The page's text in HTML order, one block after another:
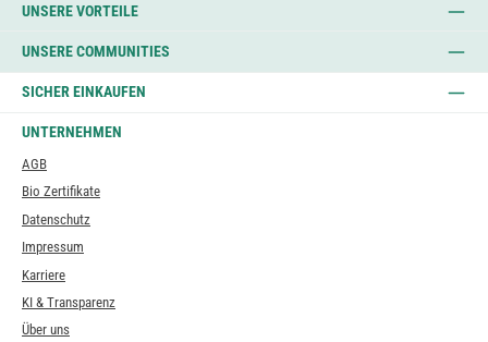
UNSERE VORTEILE
UNSERE COMMUNITIES
SICHER EINKAUFEN
UNTERNEHMEN
AGB
Bio Zertifikate
Datenschutz
Impressum
Karriere
KI & Transparenz
Über uns